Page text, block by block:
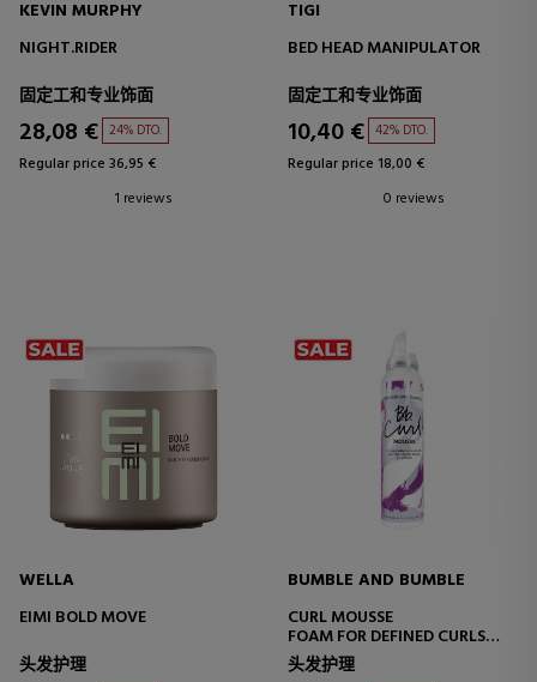
KEVIN MURPHY
NIGHT.RIDER
固定工和专业饰面
28,08 € 24% DTO.
Regular price 36,95 €
1 reviews
TIGI
BED HEAD MANIPULATOR
固定工和专业饰面
10,40 € 42% DTO.
Regular price 18,00 €
0 reviews
WELLA
EIMI BOLD MOVE
头发护理
BUMBLE AND BUMBLE
CURL MOUSSE
FOAM FOR DEFINED CURLS
WITH VOLUME
头发护理